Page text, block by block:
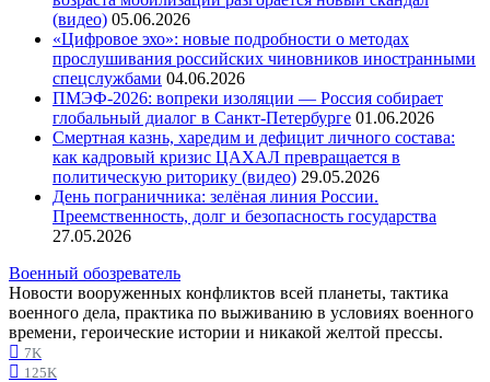
(видео) 05.06.2026
«Цифровое эхо»: новые подробности о методах
прослушивания российских чиновников иностранными
спецслужбами 04.06.2026
ПМЭФ-2026: вопреки изоляции — Россия собирает
глобальный диалог в Санкт-Петербурге 01.06.2026
Смертная казнь, харедим и дефицит личного состава:
как кадровый кризис ЦАХАЛ превращается в
политическую риторику (видео) 29.05.2026
День пограничника: зелёная линия России.
Преемственность, долг и безопасность государства
27.05.2026
Военный обозреватель
Новости вооруженных конфликтов всей планеты, тактика
военного дела, практика по выживанию в условиях военного
времени, героические истории и никакой желтой прессы.
7K
125K